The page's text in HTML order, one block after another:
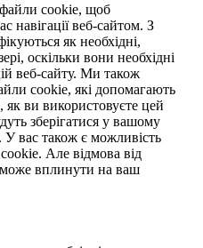
cookie, щоб
навігації веб-сайтом. З
як необхідні,
оскільки вони необхідні
веб-сайту. Ми також
cookie, які допомагають
як ви використовуєте цей
зберігатися у вашому
У вас також є можливість
Але відмова від
може вплинути на ваш